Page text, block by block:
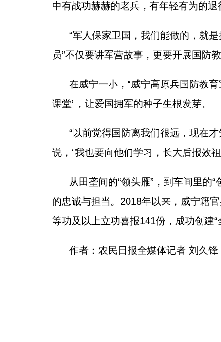
中有战功赫赫的老兵，有年轻有为的退
“军人保家卫国，我们能做的，就
员”不仅要讲军营故事，更要开展国防
在威宁一小，“威宁高原兵国防教
课堂”，让爱国拥军的种子生根发芽。
“以前觉得国防离我们很远，现在
说，“我也要向他们学习，长大后报效
从田垄间的“领头雁”，到车间里的
的忠诚与担当。2018年以来，威宁籍
等功及以上立功喜报141份，成功创建“
作者：农民日报全媒体记者 刘久锋